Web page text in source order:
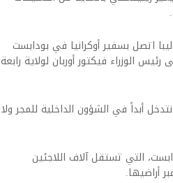
اتصل بسفير أوكرانيا في بودابست
الوزراء فيكتور أوربان لولاية رابعة
أبداً في الشؤون الداخلية للمجر ولا
التي تستقل آلاف اللاجئين
أراضيها.